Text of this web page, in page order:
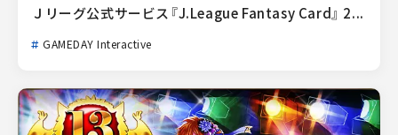
Ｊリーグ公式サービス『J.League Fantasy Card』 2...
GAMEDAY Interactive